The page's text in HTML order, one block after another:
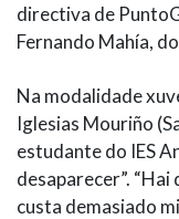
directiva de
Fernando Mahía,
Na modalidade
Iglesias Mouriño
estudante do IES
desaparecer”.
custa demasiado